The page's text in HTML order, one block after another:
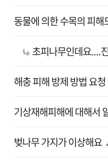
동물에 의한 수목의 피
초피나무인데요....
해충 피해 방제 방법 요청
기상재해피해에 대해서
벚나무 가지가 이상해요